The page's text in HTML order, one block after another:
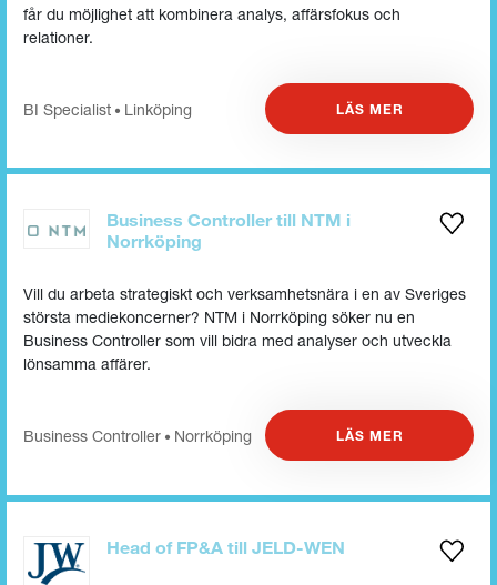
får du möjlighet att kombinera analys, affärsfokus och
relationer.
BI Specialist • Linköping LÄS MER
Business Controller till NTM i
Norrköping
Vill du arbeta strategiskt och verksamhetsnära i en av Sveriges
största mediekoncerner? NTM i Norrköping söker nu en
Business Controller som vill bidra med analyser och utveckla
lönsamma affärer.
Business Controller • Norrköping LÄS MER
Head of FP&A till JELD-WEN
LÄS HELA KULTURBOKEN